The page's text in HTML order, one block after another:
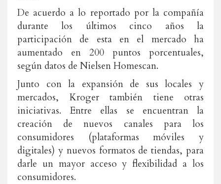
De acuerdo a lo reportado por la compañía
durante los últimos cinco años la
participación de esta en el mercado ha
aumentado en 200 puntos porcentuales,
según datos de Nielsen Homescan.
Junto con la expansión de sus locales y
mercados, Kroger también tiene otras
iniciativas. Entre ellas se encuentran la
creación de nuevos canales para los
consumidores (plataformas móviles y
digitales) y nuevos formatos de tiendas, para
darle un mayor acceso y flexibilidad a los
consumidores.